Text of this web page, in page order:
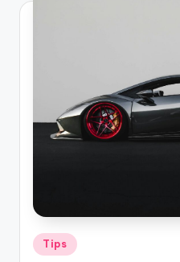
Tips